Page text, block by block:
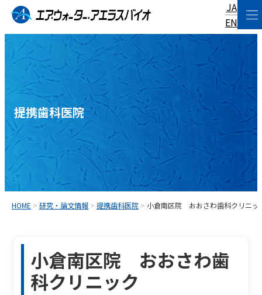
コ
ン
テ
ン
へ
ス
キ
ッ
プ
EN
JA
提携歯科医院
HOME >研究・論文情報 >提携歯科医院 > 小倉南区院 おおさわ歯科クリニッ
小倉南区院 おおさわ歯
科クリニック